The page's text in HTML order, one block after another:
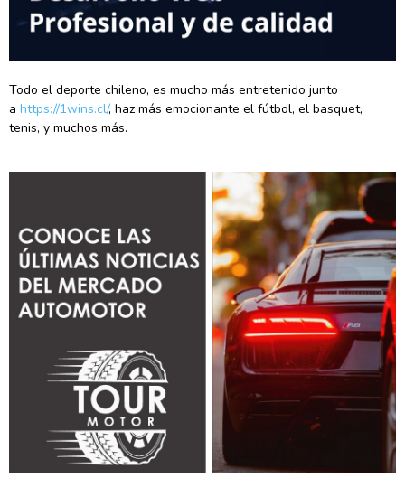
Todo el deporte chileno, es mucho más entretenido junto
a https://1wins.cl/, haz más emocionante el fútbol, el basquet,
tenis, y muchos más.